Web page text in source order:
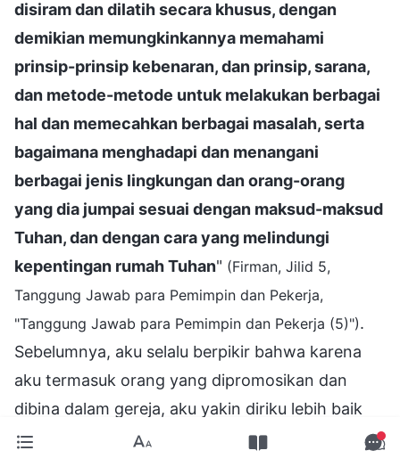
disiram dan dilatih secara khusus, dengan
demikian memungkinkannya memahami
prinsip-prinsip kebenaran, dan prinsip, sarana,
dan metode-metode untuk melakukan berbagai
hal dan memecahkan berbagai masalah, serta
bagaimana menghadapi dan menangani
berbagai jenis lingkungan dan orang-orang
yang dia jumpai sesuai dengan maksud-maksud
Tuhan, dan dengan cara yang melindungi
kepentingan rumah Tuhan" (Firman, Jilid 5,
Tanggung Jawab para Pemimpin dan Pekerja,
"Tanggung Jawab para Pemimpin dan Pekerja (5)").
Sebelumnya, aku selalu berpikir bahwa karena
aku termasuk orang yang dipromosikan dan
dibina dalam gereja, aku yakin diriku lebih baik
dan lebih cakap dari yang lain, dan aku harus